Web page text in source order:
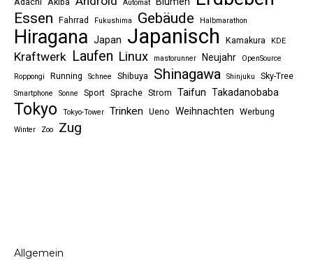
Automat
Essen Fahrrad Fukushima Gebäude Halbmarathon
Hiragana Japan Japanisch Kamakura KDE
Kraftwerk Laufen Linux mastorunner Neujahr
OpenSource
Roppongi
Running Schnee Shibuya Shinagawa Shinjuku Sky-Tree
Smartphone Sonne Sport Sprache Strom Taifun Takadanobaba
Tokyo Tokyo-Tower Trinken Ueno Weihnachten Werbung
Winter Zoo Zug
Allgemein